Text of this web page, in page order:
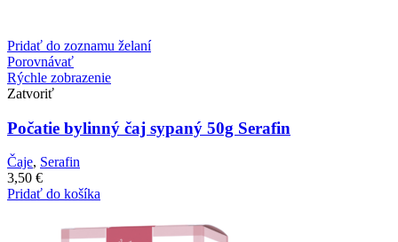
Pridať do zoznamu želaní
Porovnávať
Rýchle zobrazenie
Zatvoriť
Počatie bylinný čaj sypaný 50g Serafin
Čaje, Serafin
3,50 €
Pridať do košíka